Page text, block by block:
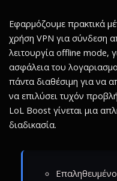
Εφαρμόζουμε πρακτικά
χρήση VPN για σύνδεση
λειτουργία offline mode,
ασφάλεια του
πάντα διαθέσιμη για να
να επιλύσει τυχόν
LoL Boost γίνεται μια
διαδικασία.